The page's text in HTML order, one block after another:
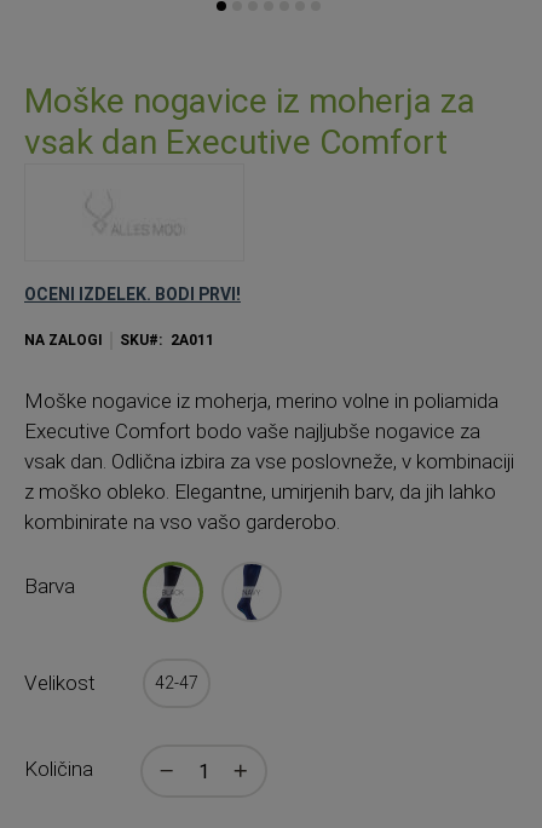
na
začetek
galerije
Moške nogavice iz moherja za
vsak dan Executive Comfort
OCENI IZDELEK. BODI PRVI!
NA ZALOGI SKU 2A011
Moške nogavice iz moherja, merino volne in poliamida
Executive Comfort bodo vaše najljubše nogavice za
vsak dan. Odlična izbira za vse poslovneže, v kombinaciji
z moško obleko. Elegantne, umirjenih barv, da jih lahko
kombinirate na vso vašo garderobo.
Barva
Velikost 42-47
Količina